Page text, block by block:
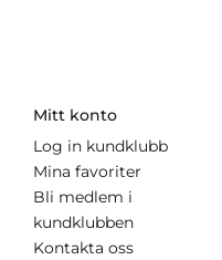
Mitt konto
Log in kundklubb
Mina favoriter
Bli medlem i
kundklubben
Kontakta oss